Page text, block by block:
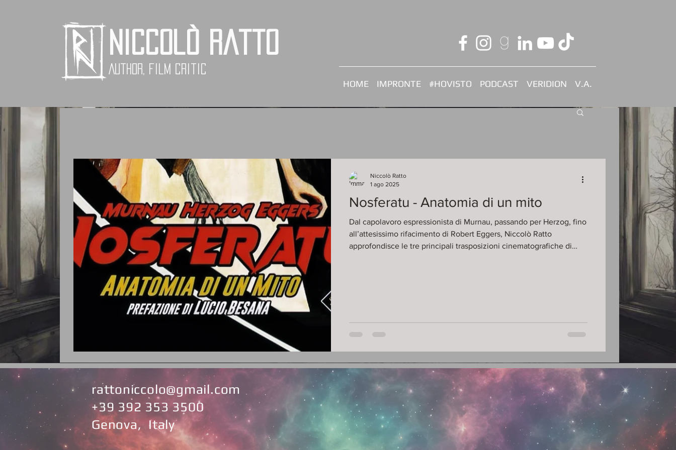
Niccolò Ratto
Author, Film critic
HOME IMPRONTE #HOVISTO PODCAST VERIDION V.A.
Nosferatu - Anatomia di un mito
Dal capolavoro espressionista di Murnau, passando per Herzog, fino
all’attesissimo rifacimento di Robert Eggers, Niccolò Ratto
approfondisce le tre principali trasposizioni cinematografiche di
Niccolò Ratto
1 ago 2025
rattoniccolo@gmail.com
+39 392 353 3500
Genova, Italy